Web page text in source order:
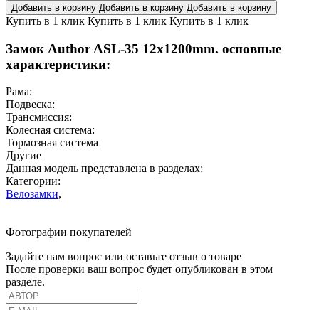
Добавить в корзину Добавить в корзину Добавить в корзину
Купить в 1 клик Купить в 1 клик Купить в 1 клик
Замок Author ASL-35 12x1200mm. основные
характеристики:
Рама:
Подвеска:
Трансмиссия:
Колесная система:
Тормозная система
Другие
Данная модель представлена в разделах:
Категории:
Велозамки,
Фотографии покупателей
Задайте нам вопрос или оставьте отзыв о товаре
После проверки ваш вопрос будет опубликован в этом
разделе.